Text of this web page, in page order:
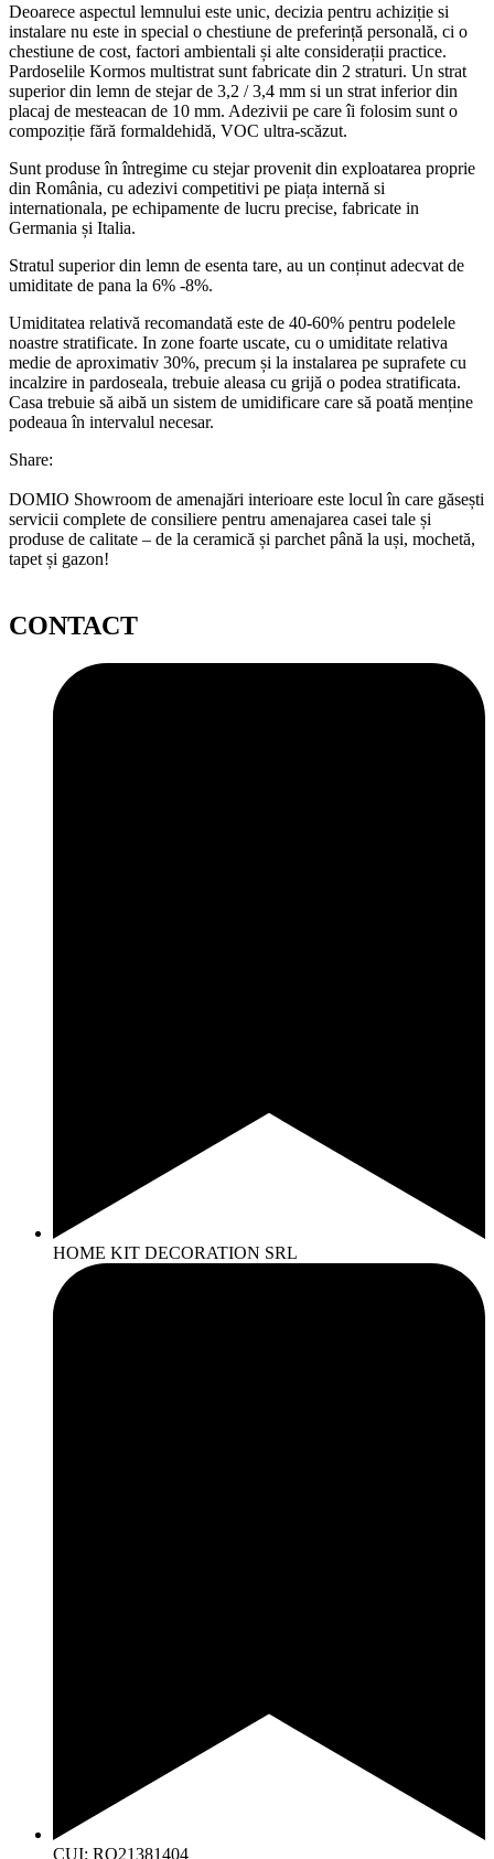
Deoarece aspectul lemnului este unic, decizia pentru achiziție si
instalare nu este in special o chestiune de preferință personală, ci o
chestiune de cost, factori ambientali și alte considerații practice.
Pardoselile Kormos multistrat sunt fabricate din 2 straturi. Un strat
superior din lemn de stejar de 3,2 / 3,4 mm si un strat inferior din
placaj de mesteacan de 10 mm. Adezivii pe care îi folosim sunt o
compoziție fără formaldehidă, VOC ultra-scăzut.
Sunt produse în întregime cu stejar provenit din exploatarea proprie
din România, cu adezivi competitivi pe piața internă si
internationala, pe echipamente de lucru precise, fabricate in
Germania și Italia.
Stratul superior din lemn de esenta tare, au un conținut adecvat de
umiditate de pana la 6% -8%.
Umiditatea relativă recomandată este de 40-60% pentru podelele
noastre stratificate. In zone foarte uscate, cu o umiditate relativa
medie de aproximativ 30%, precum și la instalarea pe suprafete cu
incalzire in pardoseala, trebuie aleasa cu grijă o podea stratificata.
Casa trebuie să aibă un sistem de umidificare care să poată menține
podeaua în intervalul necesar.
Share:
DOMIO Showroom de amenajări interioare este locul în care găsești
servicii complete de consiliere pentru amenajarea casei tale și
produse de calitate – de la ceramică și parchet până la uși, mochetă,
tapet și gazon!
CONTACT
HOME KIT DECORATION SRL
CUI: RO21381404